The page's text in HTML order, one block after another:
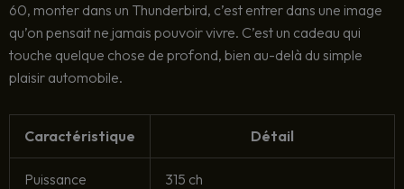
60, monter dans un Thunderbird, c’est entrer dans une image
qu’on pensait ne jamais pouvoir vivre. C’est un cadeau qui
touche quelque chose de profond, bien au-delà du simple
plaisir automobile.
Caractéristique Détail
Puissance 315 ch